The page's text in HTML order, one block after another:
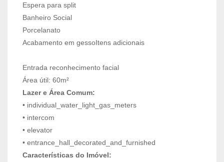
Espera para split
Banheiro Social
Porcelanato
Acabamento em gessoItens adicionais
Entrada reconhecimento facial
Área útil: 60m²
Lazer e Área Comum:
• individual_water_light_gas_meters
• intercom
• elevator
• entrance_hall_decorated_and_furnished
Características do Imóvel: